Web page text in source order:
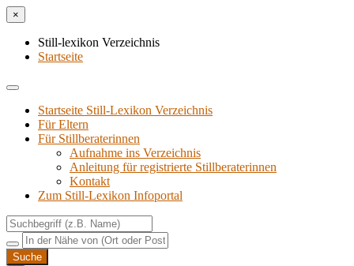
×
Still-lexikon Verzeichnis
Startseite
Startseite Still-Lexikon Verzeichnis
Für Eltern
Für Stillberaterinnen
Aufnahme ins Verzeichnis
Anlei­tung für regis­trier­te Stillberaterinnen
Kon­takt
Zum Still-Lexikon Infoportal